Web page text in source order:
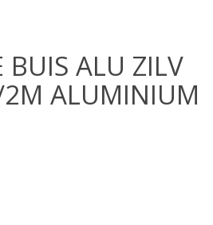
BUIS ALU ZILV
ALUMINIUM